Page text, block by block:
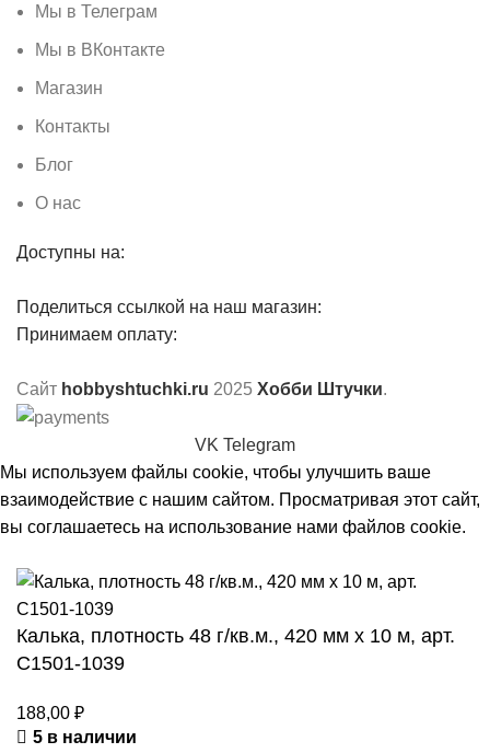
Мы в Телеграм
Мы в ВКонтакте
Магазин
Контакты
Блог
О нас
Доступны на:
Поделиться ссылкой на наш магазин:
Принимаем оплату:
Сайт hobbyshtuchki.ru 2025 Хобби Штучки.
VK Telegram
Мы используем файлы cookie, чтобы улучшить ваше
взаимодействие с нашим сайтом. Просматривая этот сайт,
вы соглашаетесь на использование нами файлов cookie.
Калька, плотность 48 г/кв.м., 420 мм х 10 м, арт.
С1501-1039
188,00 ₽
5 в наличии